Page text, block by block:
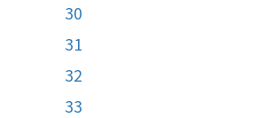
30
31
32
33